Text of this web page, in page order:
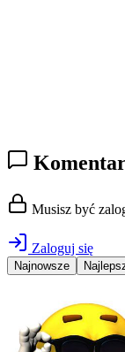
Musisz być
Zaloguj się
Najnowsze